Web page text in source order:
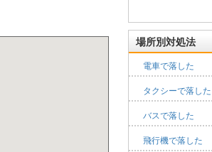
場所別対処法
電車で落した
タクシーで落した
バスで落した
飛行機で落した